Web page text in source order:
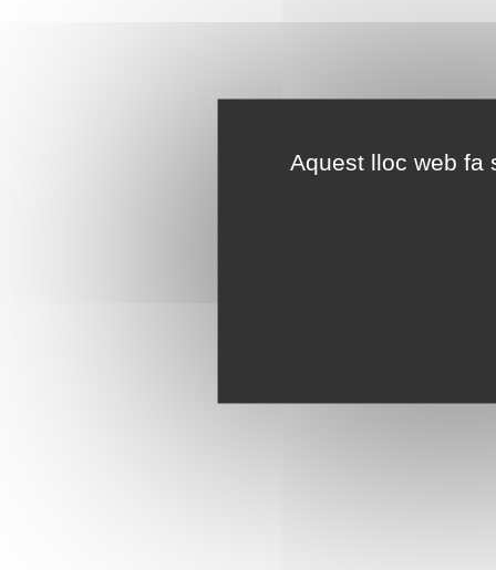
Aquest lloc web fa